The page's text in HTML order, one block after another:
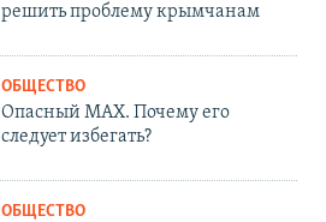
решить проблему крымчанам
ОБЩЕСТВО
Опасный MAX. Почему его
следует избегать?
ОБЩЕСТВО